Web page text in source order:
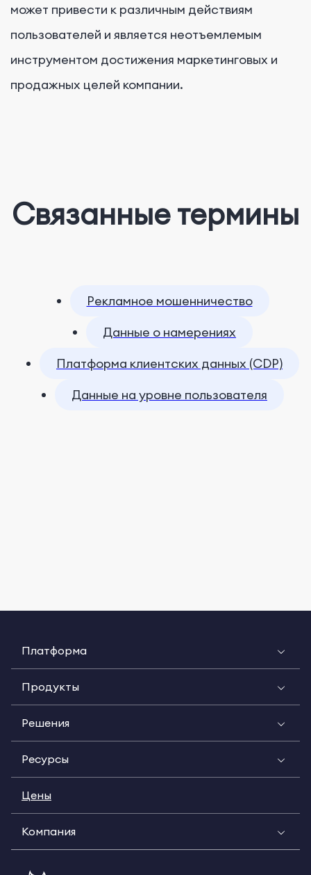
может привести к различным действиям
пользователей и является неотъемлемым
инструментом достижения маркетинговых и
продажных целей компании.
Связанные термины
Рекламное мошенничество
Данные о намерениях
Платформа клиентских данных (CDP)
Данные на уровне пользователя
Платформа
Продукты
Решения
Ресурсы
Цены
Компания